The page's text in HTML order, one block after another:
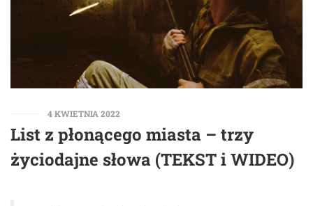
4 KWIETNIA 2022
List z płonącego miasta – trzy
życiodajne słowa (TEKST i WIDEO)